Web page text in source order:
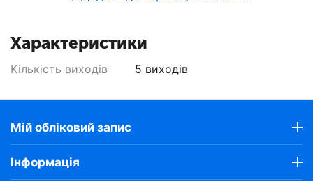
Характеристики
Кількість виходів 5 виходів
Мій обліковий запис
Інформація